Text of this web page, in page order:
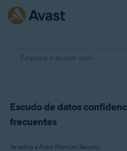
Escudo de datos
frecuentes
Se aplica a Avast Premium Security